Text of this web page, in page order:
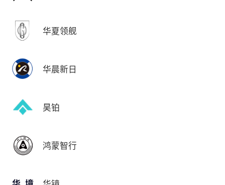
华夏领舰
华晨新日
昊铂
鸿蒙智行